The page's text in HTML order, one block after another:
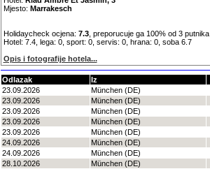
Mjesto: Marrakesch
Holidaycheck ocjena: 7.3, preporucuje ga 100% od 3 putnika
Hotel: 7.4, lega: 0, sport: 0, servis: 0, hrana: 0, soba 6.7
Opis i fotografije hotela...
Odlazak Iz
23.09.2026
München (DE)
23.09.2026
München (DE)
23.09.2026
München (DE)
23.09.2026
München (DE)
23.09.2026
München (DE)
24.09.2026
München (DE)
24.09.2026
München (DE)
28.10.2026
München (DE)